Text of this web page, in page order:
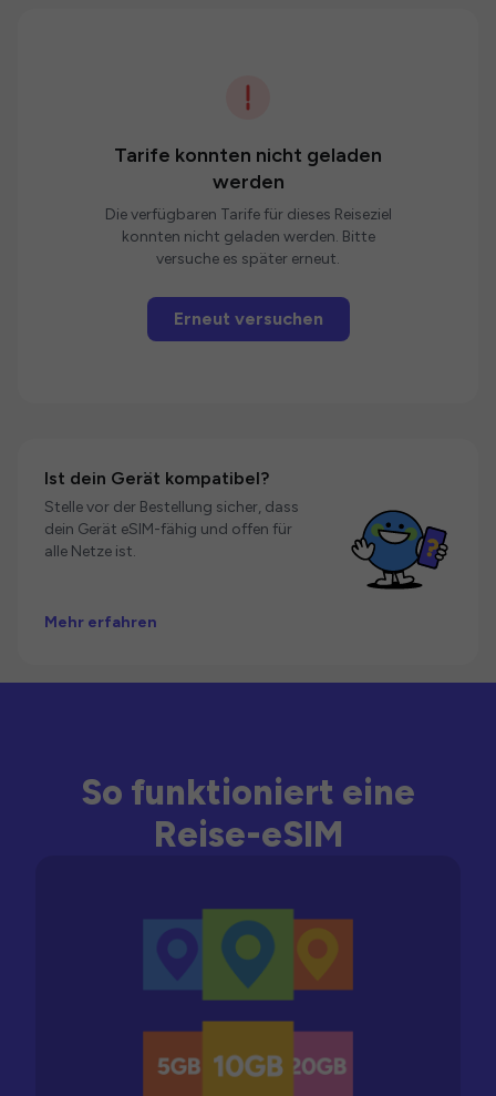
Tarife konnten nicht geladen
werden
Die verfügbaren Tarife für dieses Reiseziel
konnten nicht geladen werden. Bitte
versuche es später erneut.
Erneut versuchen
Ist dein Gerät kompatibel?
Stelle vor der Bestellung sicher, dass
dein Gerät eSIM-fähig und offen für
alle Netze ist.
Mehr erfahren
So funktioniert eine
Reise-eSIM